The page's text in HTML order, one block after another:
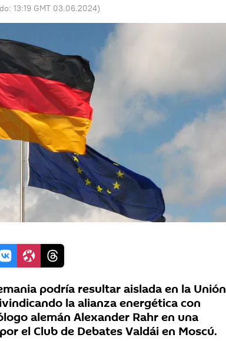
13:19 GMT 03.06.2024)
podría resultar aislada en la Unión
la alianza energética con
alemán Alexander Rahr en una
el Club de Debates Valdái en Moscú.